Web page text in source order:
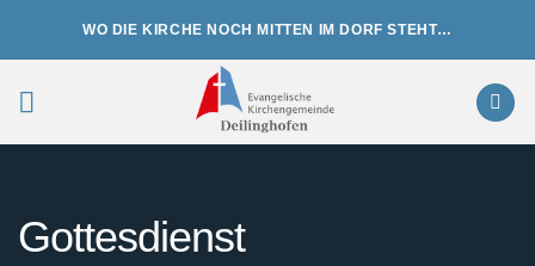
WO DIE KIRCHE NOCH MITTEN IM DORF STEHT…
Gottesdienst